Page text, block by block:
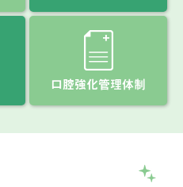
口腔強化管理体制